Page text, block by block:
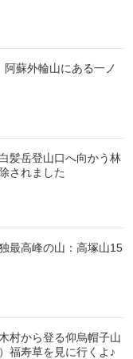
蘇外輪山にある一ノ
髪岳登山口へ向かう林
されました
最高峰の山：高塚山15
村から登る仰烏帽子山
福寿草を見に行くよ♪